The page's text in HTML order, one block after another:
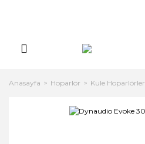
Anasayfa Hoparlör Kule Hoparlörler